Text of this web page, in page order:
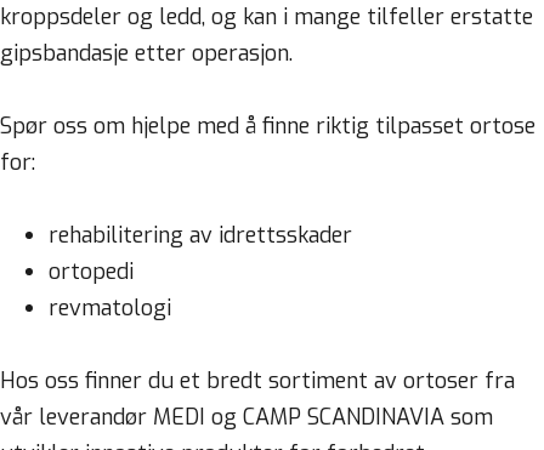
kroppsdeler og ledd, og kan i mange tilfeller erstatte
gipsbandasje etter operasjon.
Spør oss om hjelpe med å finne riktig tilpasset ortose
for:
rehabilitering av idrettsskader
ortopedi
revmatologi
Hos oss finner du et bredt sortiment av ortoser fra
vår leverandør MEDI og CAMP SCANDINAVIA som